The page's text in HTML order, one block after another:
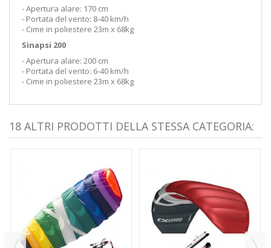
- Apertura alare: 170 cm
- Portata del vento: 8-40 km/h
- Cime in poliestere 23m x 68kg
Sinapsi 200
- Apertura alare: 200 cm
- Portata del vento: 6-40 km/h
- Cime in poliestere 23m x 68kg
18 ALTRI PRODOTTI DELLA STESSA CATEGORIA: